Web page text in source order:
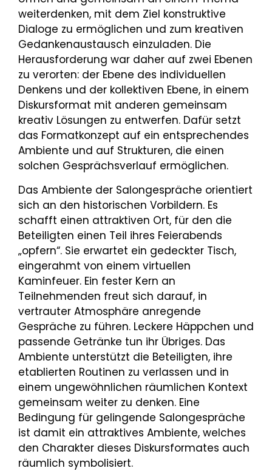
weiterdenken, mit dem Ziel konstruktive
Dialoge zu ermöglichen und zum kreativen
Gedankenaustausch einzuladen. Die
Herausforderung war daher auf zwei Ebenen
zu verorten: der Ebene des individuellen
Denkens und der kollektiven Ebene, in einem
Diskursformat mit anderen gemeinsam
kreativ Lösungen zu entwerfen. Dafür setzt
das Formatkonzept auf ein entsprechendes
Ambiente und auf Strukturen, die einen
solchen Gesprächsverlauf ermöglichen.
Das Ambiente der Salongespräche orientiert
sich an den historischen Vorbildern. Es
schafft einen attraktiven Ort, für den die
Beteiligten einen Teil ihres Feierabends
„opfern“. Sie erwartet ein gedeckter Tisch,
eingerahmt von einem virtuellen
Kaminfeuer. Ein fester Kern an
Teilnehmenden freut sich darauf, in
vertrauter Atmosphäre anregende
Gespräche zu führen. Leckere Häppchen und
passende Getränke tun ihr Übriges. Das
Ambiente unterstützt die Beteiligten, ihre
etablierten Routinen zu verlassen und in
einem ungewöhnlichen räumlichen Kontext
gemeinsam weiter zu denken. Eine
Bedingung für gelingende Salongespräche
ist damit ein attraktives Ambiente, welches
den Charakter dieses Diskursformates auch
räumlich symbolisiert.